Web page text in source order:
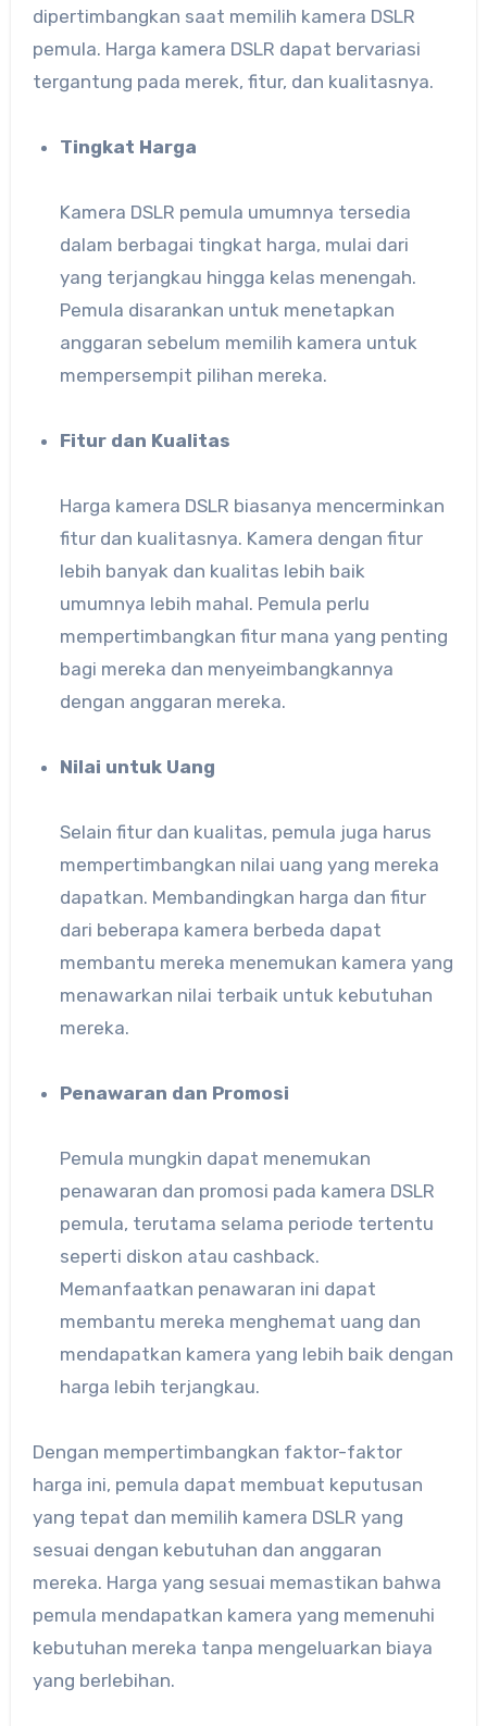
dipertimbangkan saat memilih kamera DSLR
pemula. Harga kamera DSLR dapat bervariasi
tergantung pada merek, fitur, dan kualitasnya.
Tingkat Harga
Kamera DSLR pemula umumnya tersedia
dalam berbagai tingkat harga, mulai dari
yang terjangkau hingga kelas menengah.
Pemula disarankan untuk menetapkan
anggaran sebelum memilih kamera untuk
mempersempit pilihan mereka.
Fitur dan Kualitas
Harga kamera DSLR biasanya mencerminkan
fitur dan kualitasnya. Kamera dengan fitur
lebih banyak dan kualitas lebih baik
umumnya lebih mahal. Pemula perlu
mempertimbangkan fitur mana yang penting
bagi mereka dan menyeimbangkannya
dengan anggaran mereka.
Nilai untuk Uang
Selain fitur dan kualitas, pemula juga harus
mempertimbangkan nilai uang yang mereka
dapatkan. Membandingkan harga dan fitur
dari beberapa kamera berbeda dapat
membantu mereka menemukan kamera yang
menawarkan nilai terbaik untuk kebutuhan
mereka.
Penawaran dan Promosi
Pemula mungkin dapat menemukan
penawaran dan promosi pada kamera DSLR
pemula, terutama selama periode tertentu
seperti diskon atau cashback.
Memanfaatkan penawaran ini dapat
membantu mereka menghemat uang dan
mendapatkan kamera yang lebih baik dengan
harga lebih terjangkau.
Dengan mempertimbangkan faktor-faktor
harga ini, pemula dapat membuat keputusan
yang tepat dan memilih kamera DSLR yang
sesuai dengan kebutuhan dan anggaran
mereka. Harga yang sesuai memastikan bahwa
pemula mendapatkan kamera yang memenuhi
kebutuhan mereka tanpa mengeluarkan biaya
yang berlebihan.